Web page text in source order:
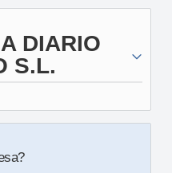
A DIARIO
S.L.